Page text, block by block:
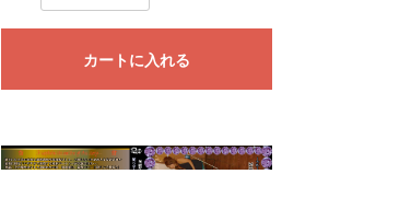
カートに入れる